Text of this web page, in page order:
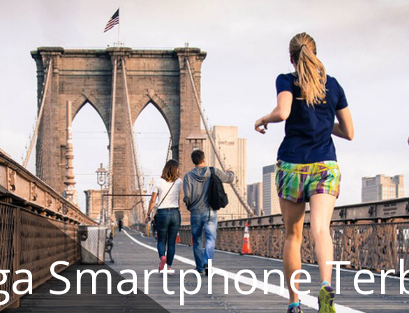
Smartphone